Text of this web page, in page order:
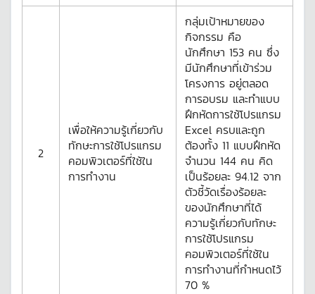
2
เพื่อให้ความรู้เกี่ยวกับ
ทักษะการใช้โปรแกรม
คอมพิวเตอร์ที่ใช้ใน
การทำงาน
กลุ่มเป้าหมายของ
กิจกรรม คือ
นักศึกษา 153 คน ซึ่ง
มีนักศึกษาที่เข้าร่วม
โครงการ อยู่ตลอด
การอบรม และทำแบบ
ฝึกหัดการใช้โปรแกรม
Excel ครบและถูก
ต้องทั้ง 11 แบบฝึกหัด
จำนวน 144 คน คิด
เป็นร้อยละ 94.12 จาก
ตัวชี้วัดเรื่องร้อยละ
ของนักศึกษาที่ได้
ความรู้เกี่ยวกับทักษะ
การใช้โปรแกรม
คอมพิวเตอร์ที่ใช้ใน
การทำงานที่กำหนดไว้
70 %